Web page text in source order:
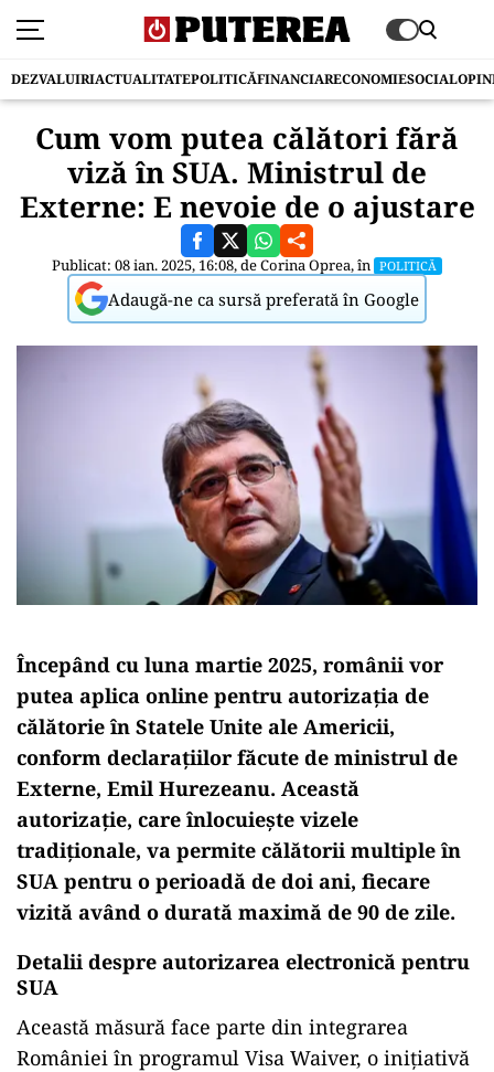
DEZVALUIRIACTUALITATEPOLITICĂFINANCIARECONOMIESOCIAL
Cum vom putea călători fără
viză în SUA. Ministrul de
Externe: E nevoie de o ajustare
Publicat: 08 ian. 2025, 16:08, deCorina Oprea, în POLITICĂ
Adaugă-ne ca sursă preferată în Google
Începând cu luna martie 2025, românii vor
putea aplica online pentru autorizația de
călătorie în Statele Unite ale Americii,
conform declarațiilor făcute de ministrul de
Externe, Emil Hurezeanu. Această
autorizație, care înlocuiește vizele
tradiționale, va permite călătorii multiple în
SUA pentru o perioadă de doi ani, fiecare
vizită având o durată maximă de 90 de zile.
Detalii despre autorizarea electronică pentru
SUA
Această măsură face parte din integrarea
României în programul Visa Waiver, o inițiativă